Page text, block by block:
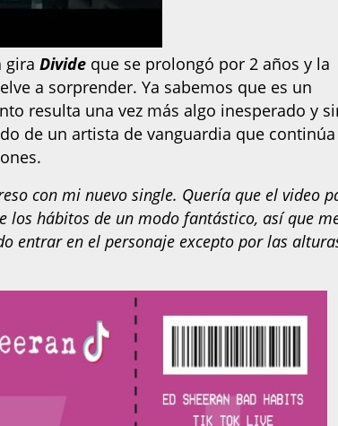
giraDivide que se prolongó por 2 años y la
a sorprender. Ya sabemos que es un
resulta una vez más algo inesperado y
de un artista de vanguardia que continúa
con mi nuevo single. Quería que el video
los hábitos de un modo fantástico, así que
entrar en el personaje excepto por las